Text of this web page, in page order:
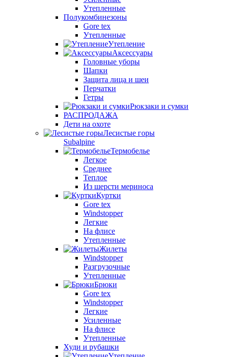
Утепленные
Полукомбинезоны
Gore tex
Утепленные
Утепление
Аксессуары
Головные уборы
Шапки
Защита лица и шеи
Перчатки
Гетры
Рюкзаки и сумки
РАСПРОДАЖА
Дети на охоте
Лесистые горы
Subalpine
Термобелье
Легкое
Среднее
Теплое
Из шерсти мериноса
Куртки
Gore tex
Windstopper
Легкие
На флисе
Утепленные
Жилеты
Windstopper
Разгрузочные
Утепленные
Брюки
Gore tex
Windstopper
Легкие
Усиленные
На флисе
Утепленные
Худи и рубашки